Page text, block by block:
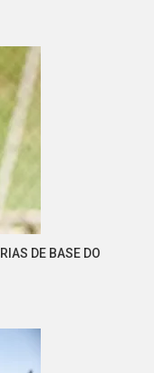
DE BASE DO